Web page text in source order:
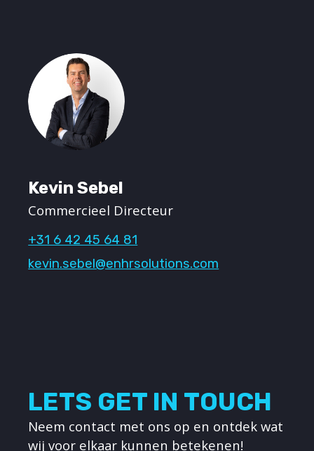
Kevin Sebel
Commercieel Directeur
+31 6 42 45 64 81
kevin.sebel@enhrsolutions.com
LETS GET IN TOUCH
Neem contact met ons op en ontdek wat
wij voor elkaar kunnen betekenen!